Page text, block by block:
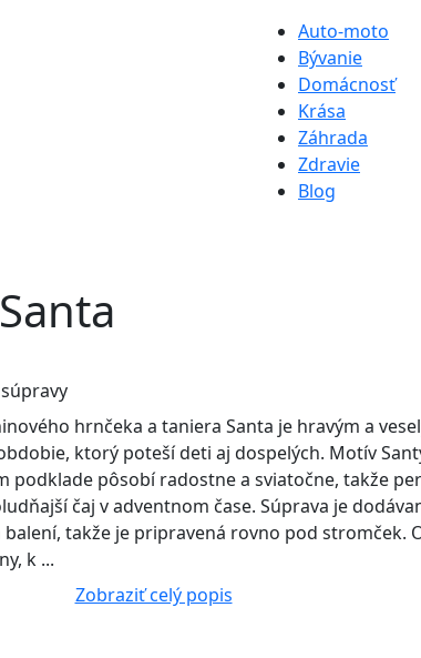
Auto-moto
Bývanie
Domácnosť
Krása
Záhrada
Zdravie
Blog
hrnčeka a taniera Santa je hravým a
ktorý poteší deti aj dospelých. Motív
podklade pôsobí radostne a sviatočne, takže
čaj v adventnom čase. Súprava je
takže je pripravená rovno pod stromček.
k ...
Zobraziť celý popis